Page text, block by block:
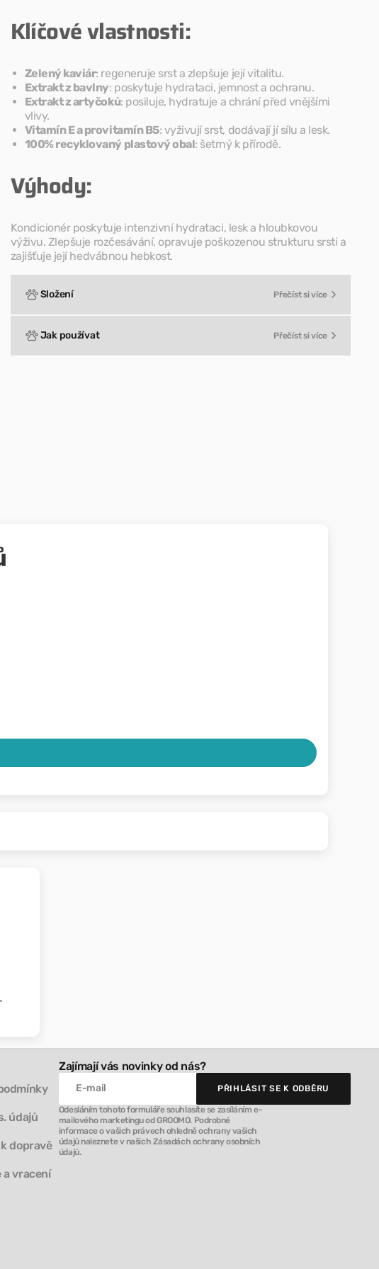
Sport a výcvik
Klíčové vlastnosti:
Zelený kaviár: regeneruje srst a zlepšuje její vitalitu.
Extrakt z bavlny: poskytuje hydrataci, jemnost a ochranu.
Extrakt z artyčoků: posiluje, hydratuje a chrání před vnějšími
vlivy.
Vitamín E a provitamín B5: vyživují srst, dodávají jí sílu a lesk.
100% recyklovaný plastový obal: šetrný k přírodě.
Výhody:
Kondicionér poskytuje intenzivní hydrataci, lesk a hloubkovou
výživu. Zlepšuje rozčesávání, opravuje poškozenou strukturu srsti a
zajišťuje její hedvábnou hebkost.
Složení Přečíst si více
Jak používat Přečíst si více
údajů
dopravě
a vracení
Zajímají vás novinky od nás?
E-mail
PŘIHLÁSIT SE K ODBĚRU
PŘIHLÁSIT SE K ODBĚRU
Odesláním tohoto formuláře souhlasíte se zasíláním e-
mailového marketingu od GROOMO. Podrobné
informace o vašich právech ohledně ochrany vašich
údajů naleznete v našich Zásadách ochrany osobních
údajů.